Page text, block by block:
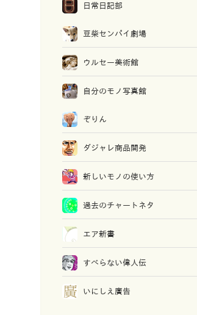
日常日記部
豆柴センパイ劇場
ウルセー美術館
自分のモノ写真館
ぞりん
ダジャレ商品開発
新しいモノの使い方
過去のチャートネタ
エア新書
すべらない偉人伝
いにしえ廣告